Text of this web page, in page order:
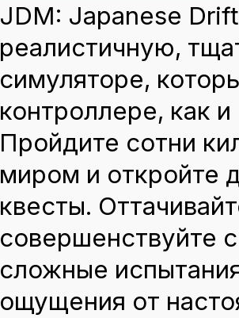
JDM: Japanese
реалистичную,
симуляторе,
контроллере, как
Пройдите сотни
миром и откройте
квесты.
совершенствуйте
сложные
ощущения от